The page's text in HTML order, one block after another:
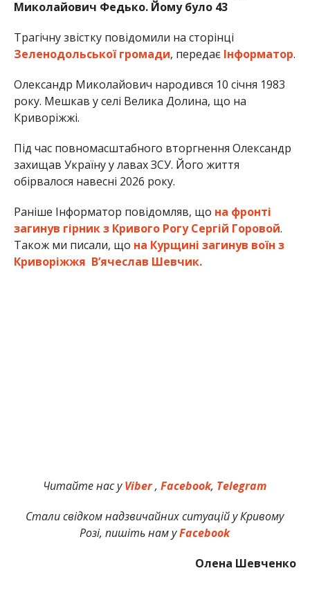
Миколайович Федько. Йому було 43
Трагічну звістку повідомили на сторінці
Зеленодольської громади, передає Інформатор.
Олександр Миколайович народився 10 січня 1983
року. Мешкав у селі Велика Долина, що на
Криворіжжі.
Під час повномасштабного вторгнення Олександр
захищав Україну у лавах ЗСУ. Його життя
обірвалося навесні 2026 року.
Раніше Інформатор повідомляв, що на фронті
загинув гірник з Кривого Рогу Сергій Горовой.
Також ми писали, що на Курщині загинув воїн з
Криворіжжя Вʼячеслав Шевчик.
Читайте нас уViber,Facebook, Telegram
Стали свідком надзвичайних ситуацій у Кривому
Розі, пишіть нам уFacebook
Олена Шевченко